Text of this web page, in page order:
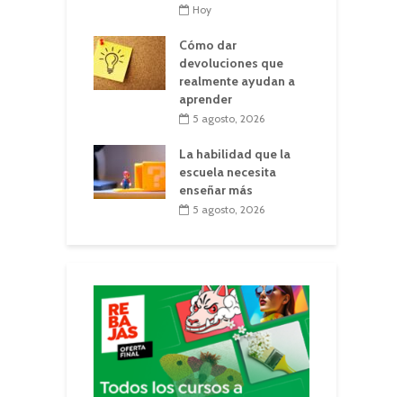
Hoy
Cómo dar
devoluciones que
realmente ayudan a
aprender
5 agosto, 2026
La habilidad que la
escuela necesita
enseñar más
5 agosto, 2026